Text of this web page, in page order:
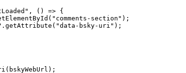
, () => {
( "comments-section" );
. getAttribute ( "data-bsky-uri" );
( bskyWebUrl );